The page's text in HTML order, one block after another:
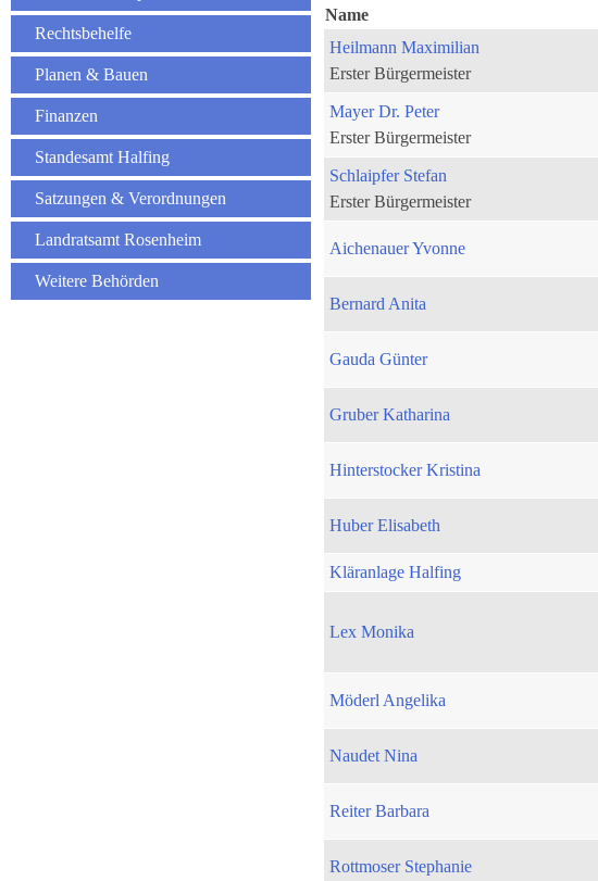
Rechtsbehelfe
Planen & Bauen
Finanzen
Standesamt Halfing
Satzungen & Verordnungen
Landratsamt Rosenheim
Weitere Behörden
Name
Heilmann Maximilian
Erster Bürgermeister
Mayer Dr. Peter
Erster Bürgermeister
Schlaipfer Stefan
Erster Bürgermeister
Aichenauer Yvonne
Bernard Anita
Gauda Günter
Gruber Katharina
Hinterstocker Kristina
Huber Elisabeth
Kläranlage Halfing
Lex Monika
Möderl Angelika
Naudet Nina
Reiter Barbara
Rottmoser Stephanie